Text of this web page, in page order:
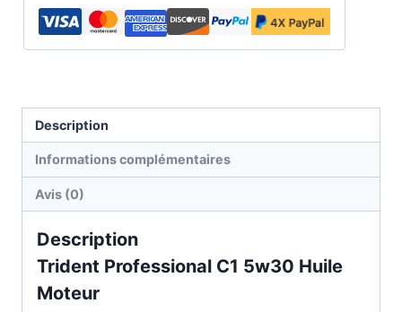
5w30
Huile
Moteur
Description
Informations complémentaires
Avis (0)
Description
Trident Professional C1 5w30 Huile
Moteur